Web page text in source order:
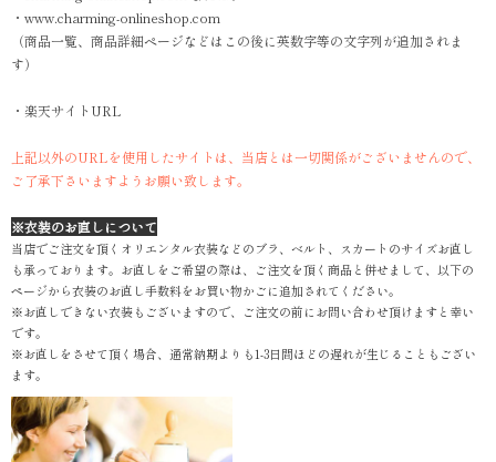
・www.charming-onlineshop.com
（商品一覧、商品詳細ページなどはこの後に英数字等の文字列が追加されま
す）
・楽天サイトURL
上記以外のURLを使用したサイトは、当店とは一切関係がございませんので、
ご了承下さいますようお願い致します。
※衣装のお直しについて
当店でご注文を頂くオリエンタル衣装などのブラ、ベルト、スカートのサイズお直し
も承っております。お直しをご希望の際は、ご注文を頂く商品と併せまして、以下の
ページから衣装のお直し手数料をお買い物かごに追加されてください。
※お直しできない衣装もございますので、ご注文の前にお問い合わせ頂けますと幸い
です。
※お直しをさせて頂く場合、通常納期よりも1-3日間ほどの遅れが生じることもござい
ます。